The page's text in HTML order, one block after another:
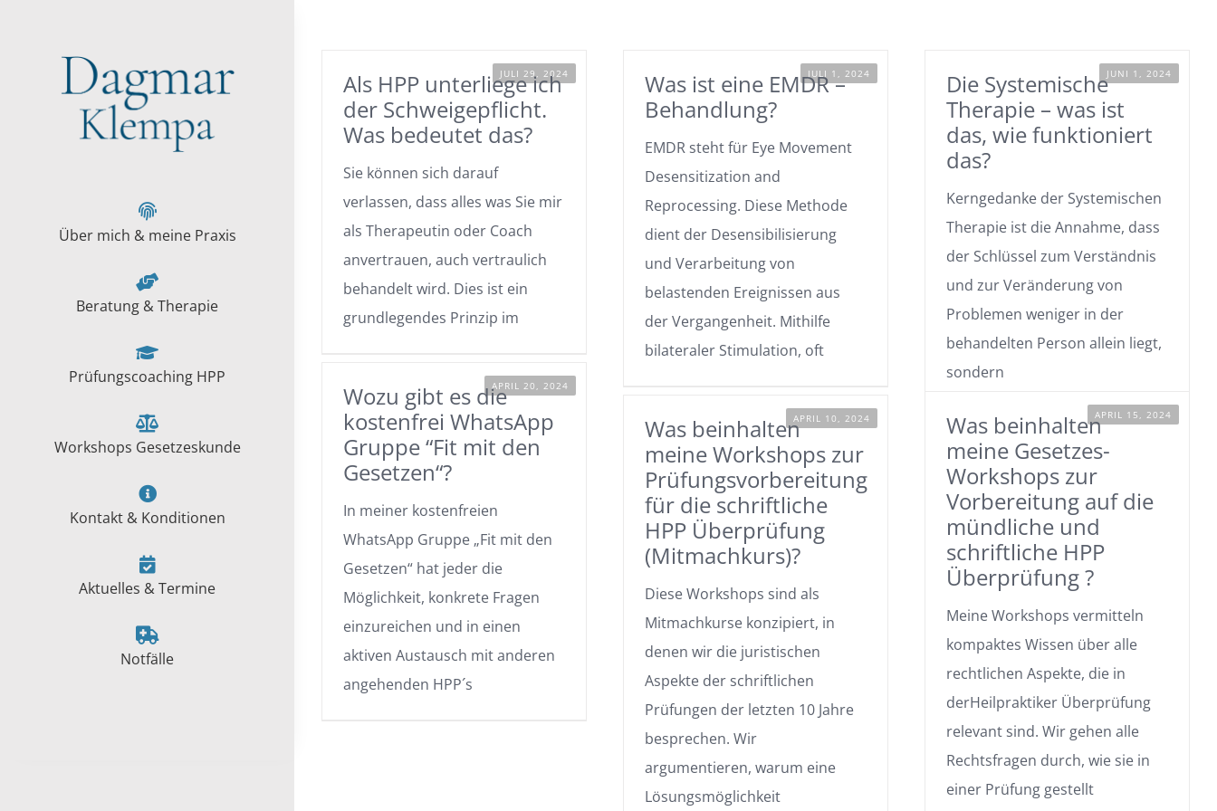
Über mich & meine Praxis
Beratung & Therapie
Prüfungscoaching HPP
Workshops Gesetzeskunde
Kontakt & Konditionen
Aktuelles & Termine
Notfälle
JULI 29, 2024
Als HPP unterliege ich
der Schweigepflicht.
Was bedeutet das?
Sie können sich darauf
verlassen, dass alles was Sie mir
als Therapeutin oder Coach
anvertrauen, auch vertraulich
behandelt wird. Dies ist ein
grundlegendes Prinzip im
JULI 1, 2024
Was ist eine EMDR –
Behandlung?
EMDR steht für Eye Movement
Desensitization and
Reprocessing. Diese Methode
dient der Desensibilisierung
und Verarbeitung von
belastenden Ereignissen aus
der Vergangenheit. Mithilfe
bilateraler Stimulation, oft
JUNI 1, 2024
Die Systemische
Therapie – was ist
das, wie funktioniert
das?
Kerngedanke der Systemischen
Therapie ist die Annahme, dass
der Schlüssel zum Verständnis
und zur Veränderung von
Problemen weniger in der
behandelten Person allein liegt,
sondern
APRIL 20, 2024
Wozu gibt es die
kostenfrei WhatsApp
Gruppe “Fit mit den
Gesetzen“?
In meiner kostenfreien
WhatsApp Gruppe „Fit mit den
Gesetzen“ hat jeder die
Möglichkeit, konkrete Fragen
einzureichen und in einen
aktiven Austausch mit anderen
angehenden HPP´s
APRIL 15, 2024
Was beinhalten
meine Gesetzes-
Workshops zur
Vorbereitung auf die
mündliche und
schriftliche HPP
Überprüfung ?
Meine Workshops vermitteln
kompaktes Wissen über alle
rechtlichen Aspekte, die in
derHeilpraktiker Überprüfung
relevant sind. Wir gehen alle
Rechtsfragen durch, wie sie in
einer Prüfung gestellt
APRIL 10, 2024
Was beinhalten
meine Workshops zur
Prüfungsvorbereitung
für die schriftliche
HPP Überprüfung
(Mitmachkurs)?
Diese Workshops sind als
Mitmachkurse konzipiert, in
denen wir die juristischen
Aspekte der schriftlichen
Prüfungen der letzten 10 Jahre
besprechen. Wir
argumentieren, warum eine
Lösungsmöglichkeit